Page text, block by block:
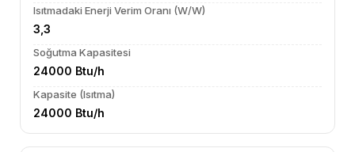
Isıtmadaki Enerji Verim Oranı (W/W)
3,3
Soğutma Kapasitesi
24000 Btu/h
Kapasite (Isıtma)
24000 Btu/h